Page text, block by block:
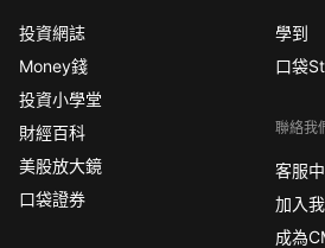
投資網誌
Money錢
投資小學堂
財經百科
美股放大鏡
口袋證券
學到
口袋
聯絡我
客服
加入
成為